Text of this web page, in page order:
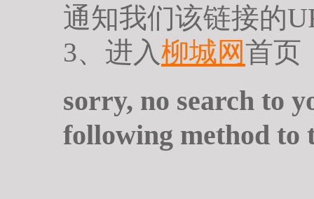
通知我们该链接的
3、进入柳城网首页
sorry, no search to
following method to